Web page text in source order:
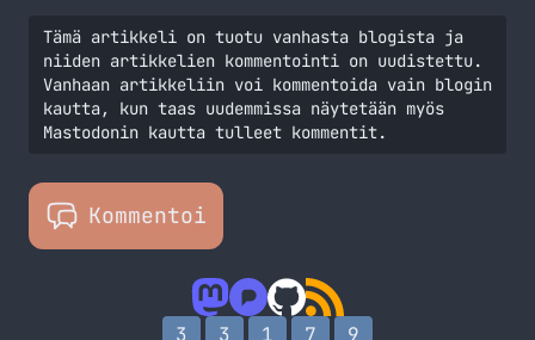
Tämä artikkeli on tuotu vanhasta blogista ja
niiden artikkelien kommentointi on uudistettu.
Vanhaan artikkeliin voi kommentoida vain blogin
kautta, kun taas uudemmissa näytetään myös
Mastodonin kautta tulleet kommentit.
Kommentoi
3 3 1 7 9